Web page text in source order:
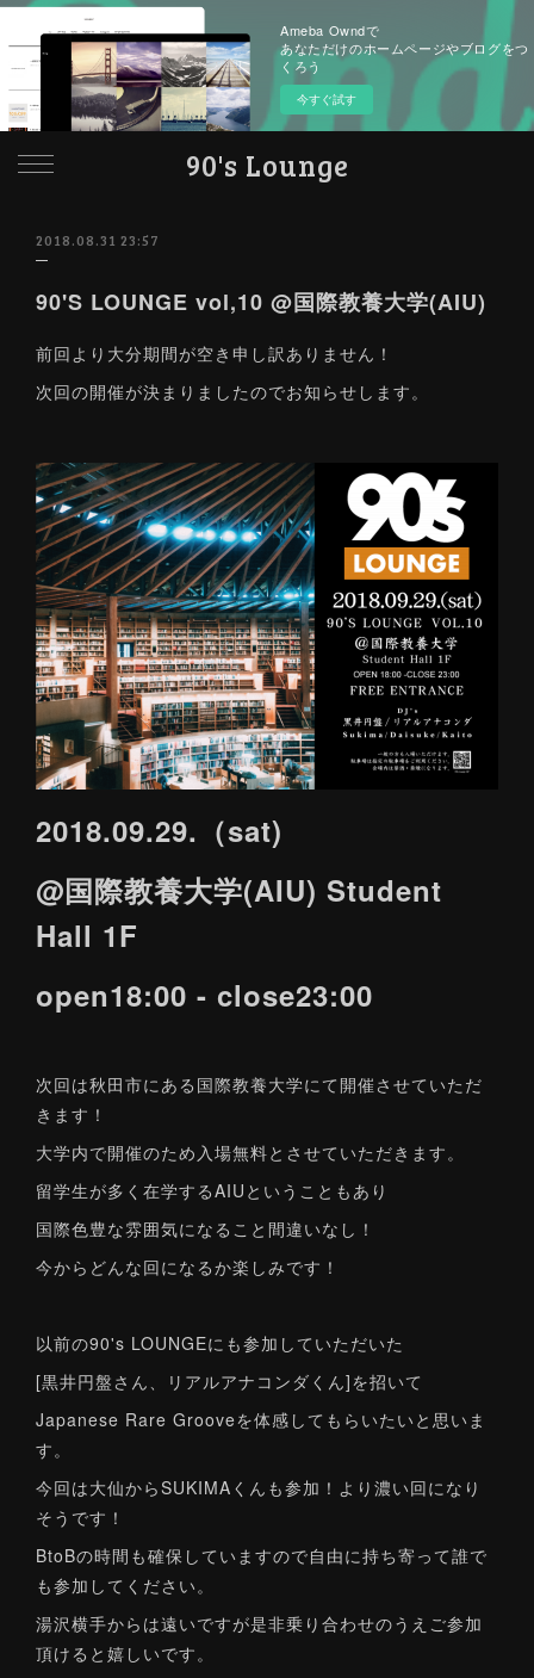
Ameba Owndで
あなただけのホームページやブログをつ
くろう
今すぐ試す
90's Lounge
2018.08.31 23:57
90'S LOUNGE vol,10 @国際教養大学(AIU)
前回より大分期間が空き申し訳ありません！
次回の開催が決まりましたのでお知らせします。
2018.09.29.（sat)
@国際教養大学(AIU) Student
Hall 1F
open18:00 - close23:00
次回は秋田市にある国際教養大学にて開催させていただ
きます！
大学内で開催のため入場無料とさせていただきます。
留学生が多く在学するAIUということもあり
国際色豊な雰囲気になること間違いなし！
今からどんな回になるか楽しみです！
以前の90's LOUNGEにも参加していただいた
[黒井円盤さん、リアルアナコンダくん]を招いて
Japanese Rare Grooveを体感してもらいたいと思いま
す。
今回は大仙からSUKIMAくんも参加！より濃い回になり
そうです！
BtoBの時間も確保していますので自由に持ち寄って誰で
も参加してください。
湯沢横手からは遠いですが是非乗り合わせのうえご参加
頂けると嬉しいです。